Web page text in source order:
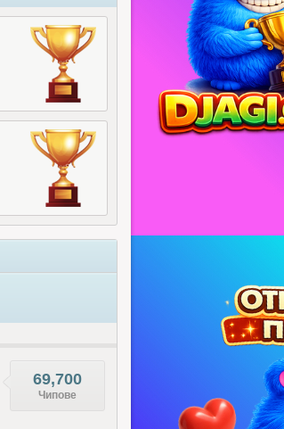
69,700
Чипове